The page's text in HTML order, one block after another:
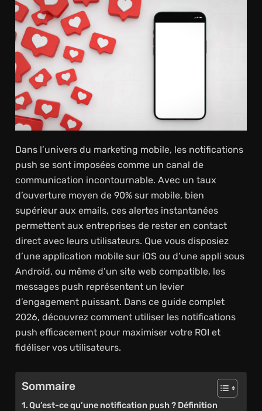
Dans l’univers du marketing mobile, les notifications
push se sont imposées comme un canal de
communication incontournable. Avec un taux
d’ouverture moyen de 90% sur mobile, bien
supérieur aux emails, ces alertes instantanées
permettent aux entreprises de rester en contact
direct avec leurs utilisateurs. Que vous disposiez
d’une application mobile sur iOS ou d’une appli sous
Android, ou même d’un site web compatible, les
messages push représentent un levier
d’engagement puissant. Dans ce guide complet
2026, découvrez comment utiliser les notifications
push efficacement pour maximiser votre ROI et
fidéliser vos utilisateurs.
Sommaire
Qu’est-ce qu’une notification push ? Définition